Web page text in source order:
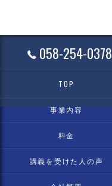
058-254-0378
TOP
事業内容
料金
講義を受けた人の声